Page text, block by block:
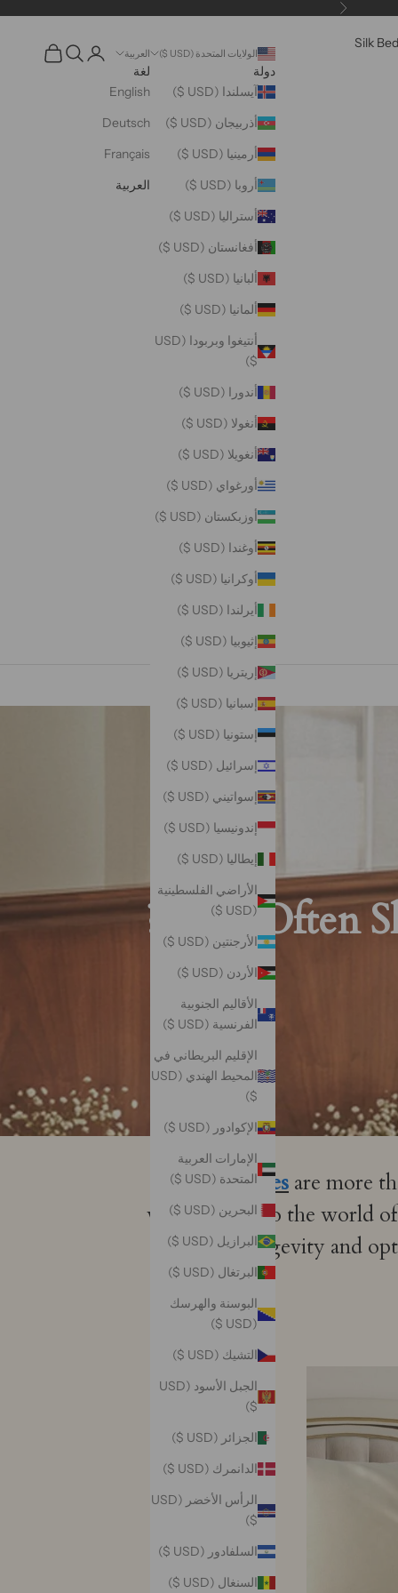
التالي
Silk
الولايات المتحدة (USD $)
دولة
آيسلندا (USD $)
أذربيجان (USD $)
أرمينيا (USD $)
أروبا (USD $)
أستراليا (USD $)
أفغانستان (USD $)
ألبانيا (USD $)
ألمانيا (USD $)
أنتيغوا وبربودا (USD
$)
أندورا (USD $)
أنغولا (USD $)
أنغويلا (USD $)
أورغواي (USD $)
أوزبكستان (USD $)
أوغندا (USD $)
أوكرانيا (USD $)
أيرلندا (USD $)
إثيوبيا (USD $)
إريتريا (USD $)
إسبانيا (USD $)
إستونيا (USD $)
إسرائيل (USD $)
إسواتيني (USD $)
إندونيسيا (USD $)
إيطاليا (USD $)
الأراضي الفلسطينية
(USD $)
الأرجنتين (USD $)
الأردن (USD $)
الأقاليم الجنوبية
الفرنسية (USD $)
الإقليم البريطاني في
المحيط الهندي (USD
$)
الإكوادور (USD $)
الإمارات العربية
المتحدة (USD $)
البحرين (USD $)
البرازيل (USD $)
البرتغال (USD $)
البوسنة والهرسك
(USD $)
التشيك (USD $)
الجبل الأسود (USD
$)
الجزائر (USD $)
الدانمرك (USD $)
الرأس الأخضر (USD
$)
السلفادور (USD $)
السنغال (USD $)
العربية
لغة
English
Deutsch
Français
العربية
فتح صفحة الحساب
فتح البحثعربة مفتوحة
How Often
Silk pillowcases are more
we'll delve into the world of
to ensure longevity and